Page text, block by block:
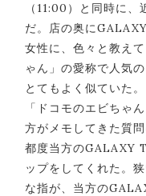
（11:00）と同時に
だ。店の奥に
女性に、色々と教え
ゃん」の愛称で人気
とてもよく似ていた。
「ドコモのエビちゃ
方がメモしてきた質
都度当方のGALAXY
ップをしてくれた。
な指が、当方の